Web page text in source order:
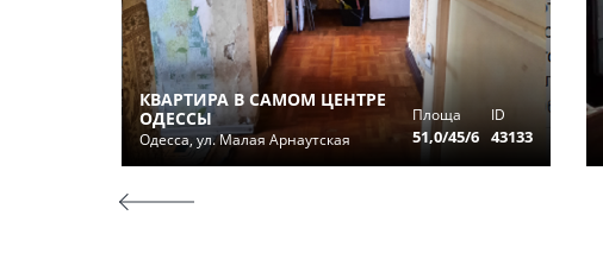
КВАРТИРА В САМОМ ЦЕНТРЕ
ОДЕССЫ
Одесса, ул. Малая Арнаутская
Площа
51,0/45/6
ID
43133